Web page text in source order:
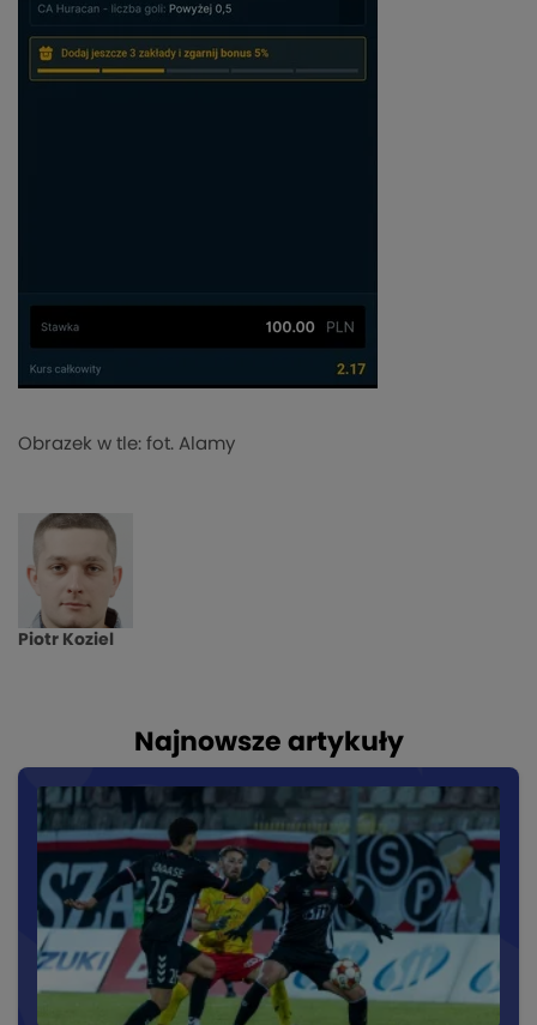
Obrazek w tle: fot. Alamy
Piotr Koziel
Najnowsze artykuły